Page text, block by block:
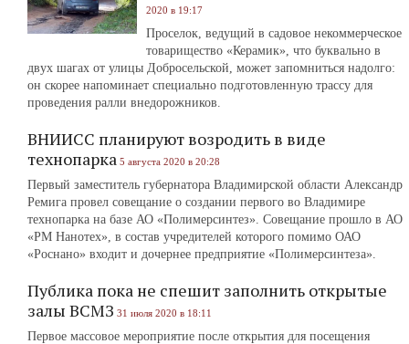
2020 в 19:17
Проселок, ведущий в садовое некоммерческое
товарищество «Керамик», что буквально в
двух шагах от улицы Добросельской, может запомниться надолго:
он скорее напоминает специально подготовленную трассу для
проведения ралли внедорожников.
ВНИИСС планируют возродить в виде
технопарка 5 августа 2020 в 20:28
Первый заместитель губернатора Владимирской области Александр
Ремига провел совещание о создании первого во Владимире
технопарка на базе АО «Полимерсинтез». Совещание прошло в АО
«РМ Нанотех», в состав учредителей которого помимо ОАО
«Роснано» входит и дочернее предприятие «Полимерсинтеза».
Публика пока не спешит заполнить открытые
залы ВСМЗ 31 июля 2020 в 18:11
Первое массовое мероприятие после открытия для посещения